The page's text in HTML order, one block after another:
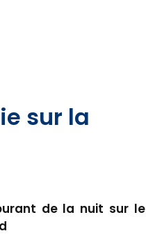
sur la
de la nuit sur le